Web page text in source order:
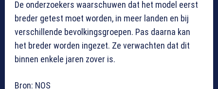
De onderzoekers waarschuwen dat het model eerst
breder getest moet worden, in meer landen en bij
verschillende bevolkingsgroepen. Pas daarna kan
het breder worden ingezet. Ze verwachten dat dit
binnen enkele jaren zover is.
Bron: NOS